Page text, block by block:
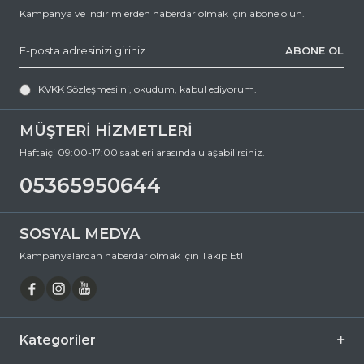
MÜŞTERİ HİZMETLERİ
Haftaiçi 09:00-17:00 saatleri arasında ulaşabilirsiniz.
05365950644
Kampanya ve indirimlerden haberdar olmak için abone olun.
ABONE OL
KVKK Sözleşmesi'ni, okudum, kabul ediyorum.
SOSYAL MEDYA
Kampanyalardan haberdar olmak için Takip Et!
Kategoriler